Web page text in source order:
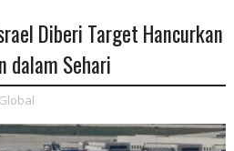
Diberi Target Hancurkan
dalam Sehari
Global